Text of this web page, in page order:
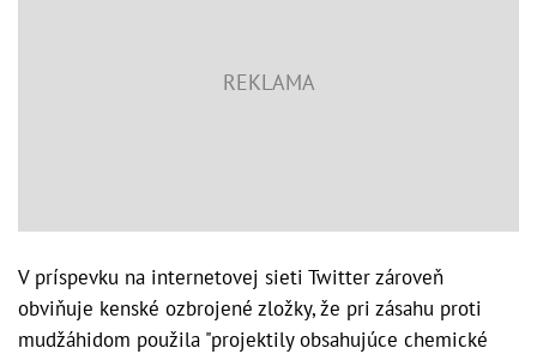
V príspevku na internetovej sieti Twitter zároveň
obviňuje kenské ozbrojené zložky, že pri zásahu proti
mudžáhidom použila "projektily obsahujúce chemické